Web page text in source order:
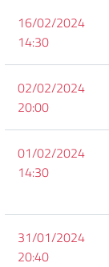
16/02/2024
14:30
02/02/2024
20:00
01/02/2024
14:30
31/01/2024
20:40